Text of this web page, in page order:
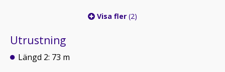
Visa fler (2)
Utrustning
Längd 2: 73 m